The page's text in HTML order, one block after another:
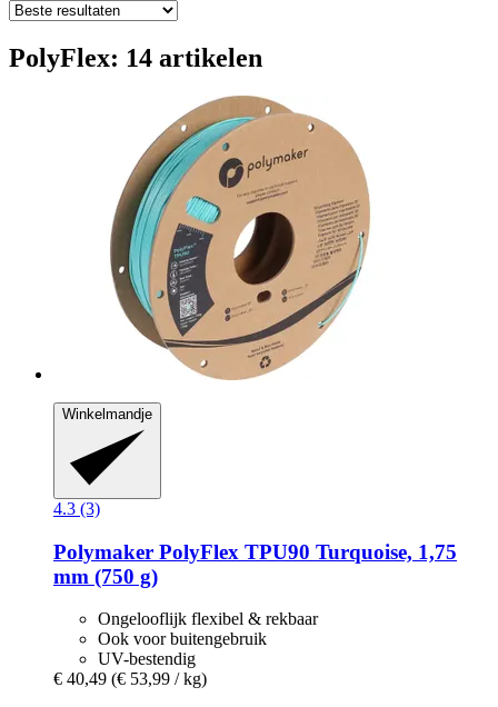
PolyFlex: 14 artikelen
Winkelmandje
4.3 (3)
Polymaker PolyFlex TPU90 Turquoise, 1,75
mm (750 g)
Ongelooflijk flexibel & rekbaar
Ook voor buitengebruik
UV-bestendig
€ 40,49 (€ 53,99 / kg)